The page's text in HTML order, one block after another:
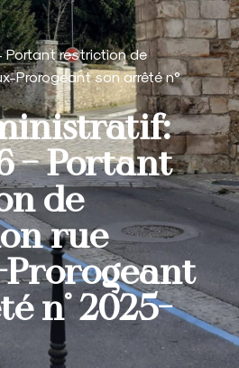
Portant restriction de
Prorogeant son arrêté n°
– Portant
de
rue
n° 2025-